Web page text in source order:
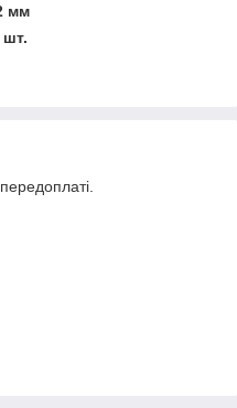
мм
шт.